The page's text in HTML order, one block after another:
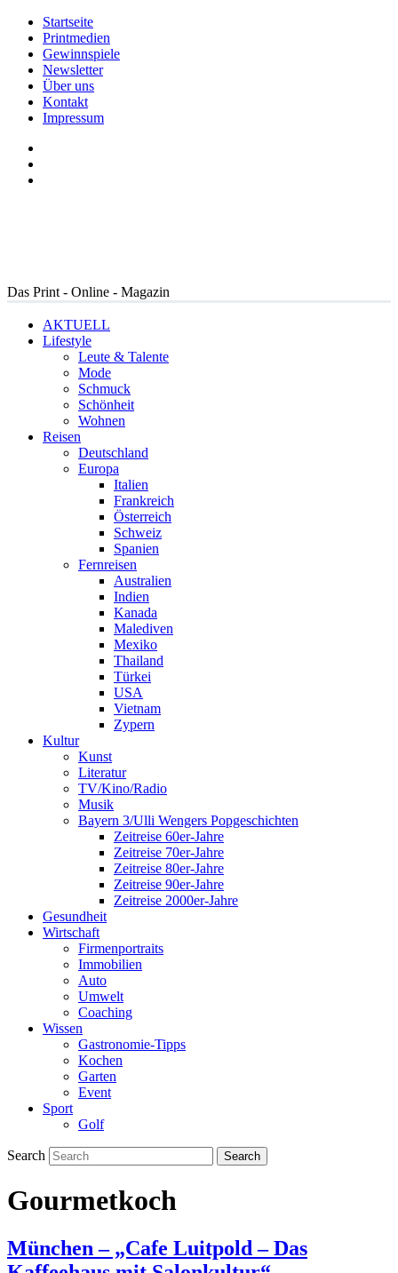
Startseite
Printmedien
Gewinnspiele
Newsletter
Über uns
Kontakt
Impressum
Das Print - Online - Magazin
AKTUELL
Lifestyle
Leute & Talente
Mode
Schmuck
Schönheit
Wohnen
Reisen
Deutschland
Europa
Italien
Frankreich
Österreich
Schweiz
Spanien
Fernreisen
Australien
Indien
Kanada
Malediven
Mexiko
Thailand
Türkei
USA
Vietnam
Zypern
Kultur
Kunst
Literatur
TV/Kino/Radio
Musik
Bayern 3/Ulli Wengers Popgeschichten
Zeitreise 60er-Jahre
Zeitreise 70er-Jahre
Zeitreise 80er-Jahre
Zeitreise 90er-Jahre
Zeitreise 2000er-Jahre
Gesundheit
Wirtschaft
Firmenportraits
Immobilien
Auto
Umwelt
Coaching
Wissen
Gastronomie-Tipps
Kochen
Garten
Event
Sport
Golf
Search
Gourmetkoch
München – „Cafe Luitpold – Das